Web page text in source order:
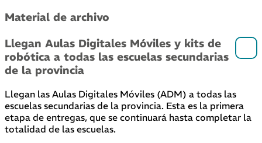
Material de archivo
Llegan Aulas Digitales Móviles y kits de
robótica a todas las escuelas secundarias
de la provincia
Llegan las Aulas Digitales Móviles (ADM) a todas las
escuelas secundarias de la provincia. Esta es la primera
etapa de entregas, que se continuará hasta completar la
totalidad de las escuelas.